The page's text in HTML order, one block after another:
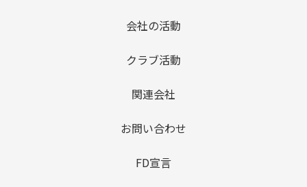
会社の活動
クラブ活動
関連会社
お問い合わせ
FD宣言